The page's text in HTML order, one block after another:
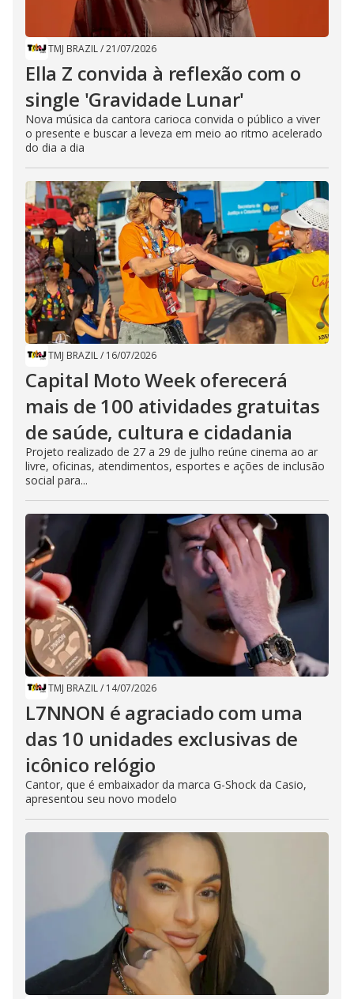
TMJ BRAZIL/21/07/2026
Ella Z convida à reflexão com o
single 'Gravidade Lunar'
Nova música da cantora carioca convida o público a viver
o presente e buscar a leveza em meio ao ritmo acelerado
do dia a dia
TMJ BRAZIL/ 16/07/2026
Capital Moto Week oferecerá
mais de 100 atividades gratuitas
de saúde, cultura e cidadania
Projeto realizado de 27 a 29 de julho reúne cinema ao ar
livre, oficinas, atendimentos, esportes e ações de inclusão
social para...
TMJ BRAZIL/ 14/07/2026
L7NNON é agraciado com uma
das 10 unidades exclusivas de
icônico relógio
Cantor, que é embaixador da marca G-Shock da Casio,
apresentou seu novo modelo